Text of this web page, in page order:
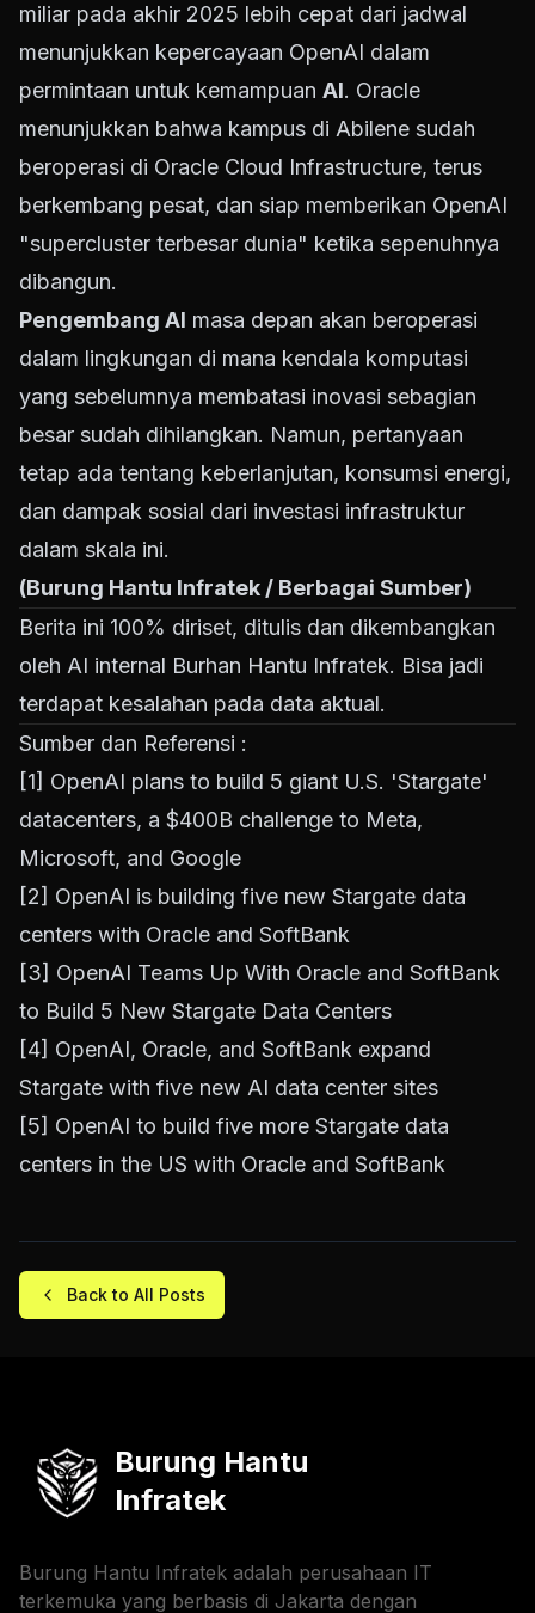
miliar pada akhir 2025 lebih cepat dari jadwal
menunjukkan kepercayaan OpenAI dalam
permintaan untuk kemampuan AI. Oracle
menunjukkan bahwa kampus di Abilene sudah
beroperasi di Oracle Cloud Infrastructure, terus
berkembang pesat, dan siap memberikan OpenAI
"supercluster terbesar dunia" ketika sepenuhnya
dibangun.
Pengembang AI masa depan akan beroperasi
dalam lingkungan di mana kendala komputasi
yang sebelumnya membatasi inovasi sebagian
besar sudah dihilangkan. Namun, pertanyaan
tetap ada tentang keberlanjutan, konsumsi energi,
dan dampak sosial dari investasi infrastruktur
dalam skala ini.
(Burung Hantu Infratek / Berbagai Sumber)
Berita ini 100% diriset, ditulis dan dikembangkan
oleh AI internal Burhan Hantu Infratek. Bisa jadi
terdapat kesalahan pada data aktual.
Sumber dan Referensi :
[1] OpenAI plans to build 5 giant U.S. 'Stargate'
datacenters, a $400B challenge to Meta,
Microsoft, and Google
[2] OpenAI is building five new Stargate data
centers with Oracle and SoftBank
[3] OpenAI Teams Up With Oracle and SoftBank
to Build 5 New Stargate Data Centers
[4] OpenAI, Oracle, and SoftBank expand
Stargate with five new AI data center sites
[5] OpenAI to build five more Stargate data
centers in the US with Oracle and SoftBank
Back to All Posts
Burung Hantu
Infratek
Burung Hantu Infratek adalah perusahaan IT
terkemuka yang berbasis di Jakarta dengan